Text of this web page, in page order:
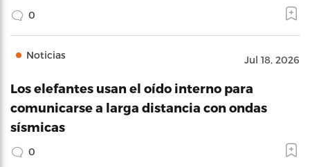
0
Noticias Jul 18, 2026
Los elefantes usan el oído interno para
comunicarse a larga distancia con ondas
sísmicas
0